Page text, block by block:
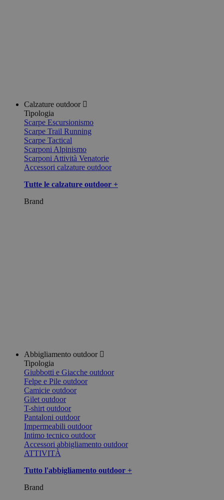
Calzature outdoor
Tipologia
Scarpe Escursionismo
Scarpe Trail Running
Scarpe Tactical
Scarponi Alpinismo
Scarponi Attività Venatorie
Accessori calzature outdoor
Tutte le calzature outdoor +
Brand
Abbigliamento outdoor
Tipologia
Giubbotti e Giacche outdoor
Felpe e Pile outdoor
Camicie outdoor
Gilet outdoor
T-shirt outdoor
Pantaloni outdoor
Impermeabili outdoor
Intimo tecnico outdoor
Accessori abbigliamento outdoor
ATTIVITÀ
Tutto l'abbigliamento outdoor +
Brand